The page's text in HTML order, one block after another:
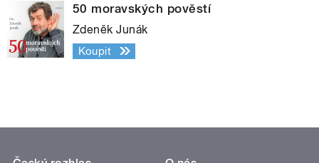
50 moravských pověstí
Zdeněk Junák
Koupit